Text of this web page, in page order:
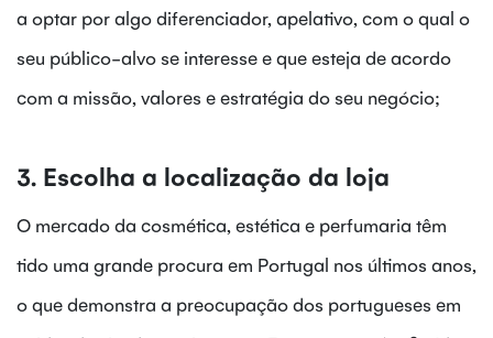
a optar por algo diferenciador, apelativo, com o qual o
seu público-alvo se interesse e que esteja de acordo
com a missão, valores e estratégia do seu negócio;
3. Escolha a localização da loja
O mercado da cosmética, estética e perfumaria têm
tido uma grande procura em Portugal nos últimos anos,
o que demonstra a preocupação dos portugueses em